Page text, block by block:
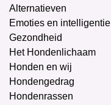
Alternatieven
Emoties en intelligentie
Gezondheid
Het Hondenlichaam
Honden en wij
Hondengedrag
Hondenrassen